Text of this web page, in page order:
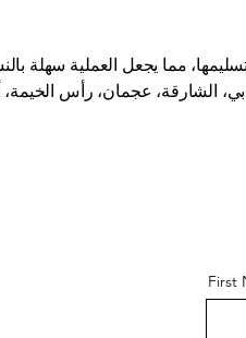
مما يجعل العملية سهلة
الشارقة، عجمان، رأس الخيمة،
First